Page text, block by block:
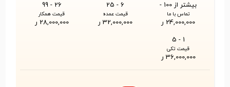
بیشتر از 100 -
تماس با ما
24,000,000 ر
6 - 25
قیمت عمده
32,000,000 ر
26 - 99
قیمت همکار
28,000,000 ر
1 - 5
قیمت تکی
36,000,000 ر